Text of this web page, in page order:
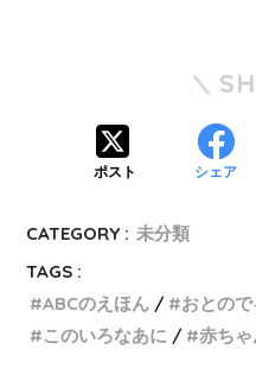
ポスト シェア
CATEGORY : 未分類
TAGS :
ABCのえほん
おとの
このいろなあに
赤ち